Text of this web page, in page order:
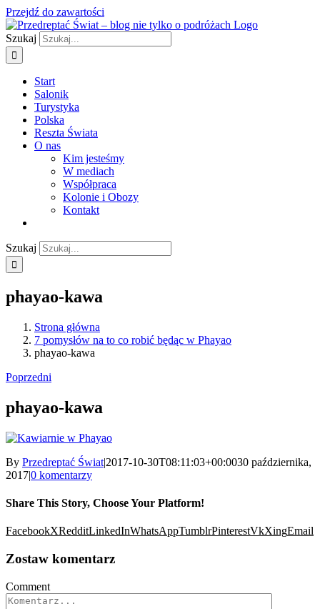
Przejdź do zawartości
Szukaj
Start
Salonik
Turystyka
Polska
Reszta Świata
O nas
Kim jesteśmy
W mediach
Współpraca
Kolonie i Obozy
Kontakt
Szukaj
phayao-kawa
Strona główna
7 pomysłów na to co robić będąc w Phayao
phayao-kawa
Poprzedni
phayao-kawa
By Przedreptać Świat|2017-10-30T08:11:03+00:0030 października,
2017|0 komentarzy
Share This Story, Choose Your Platform!
FacebookXRedditLinkedInWhatsAppTumblrPinterestVkXingEmail
Zostaw komentarz
Comment